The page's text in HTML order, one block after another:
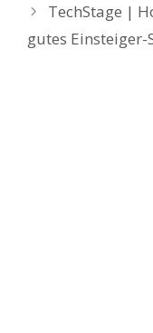
TechStage |
gutes